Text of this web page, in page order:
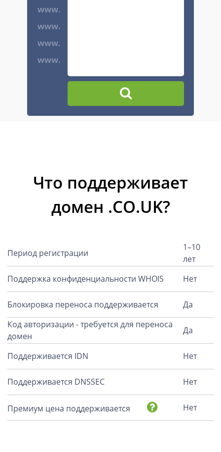
www.
www.
www.
www.
Что поддерживает
домен .CO.UK?
Период регистрации
1–10
лет
Поддержка конфиденциальности WHOIS
Нет
Блокировка переноса поддерживается
Да
Код авторизации - требуется для переноса
домен
Да
Поддерживается IDN Нет
Поддерживается DNSSEC Нет
Премиум цена поддерживается Нет